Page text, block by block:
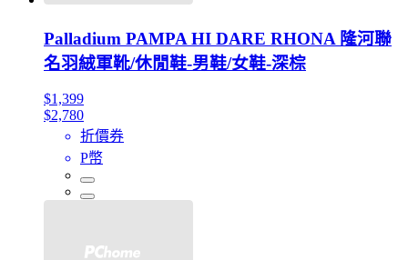
Palladium PAMPA HI DARE RHONA 隆河聯
名羽絨軍靴/休閒鞋-男鞋/女鞋-深棕
$1,399
$2,780
折價券
P幣